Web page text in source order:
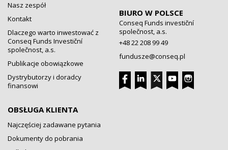
Nasz zespół
Kontakt
Dlaczego warto inwestować z
Conseq Funds Investiční
společnost, a.s.
Publikacje obowiązkowe
Dystrybutorzy i doradcy
finansowi
OBSŁUGA KLIENTA
Najczęściej zadawane pytania
Dokumenty do pobrania
BIURO W POLSCE
Conseq Funds investiční
společnost, a.s.
+48 22 208 99 49
fundusze@conseq.pl